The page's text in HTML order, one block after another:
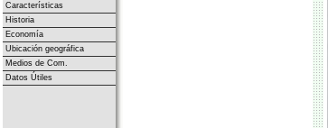
Características
Historia
Economía
Ubicación geográfica
Medios de Com.
Datos Útiles